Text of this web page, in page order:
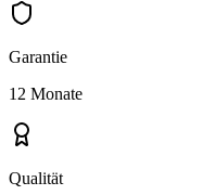
Garantie
12 Monate
Qualität